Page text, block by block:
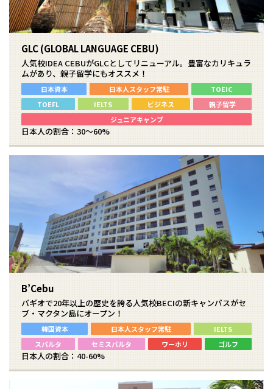
GLC (GLOBAL LANGUAGE CEBU)
人気校IDEA CEBUがGLCとしてリニューアル。豊富なカリキュラ
ムがあり、親子留学にもオススメ！
日本資本 日本人スタッフ常駐
TOEIC
TOEFL
IELTS ビジネス
親子留学
ジュニアキャンプ
日本人の割合：30～60%
B’Cebu
バギオで20年以上の歴史を誇る人気校BECIの新キャンパスがセ
ブ・マクタン島にオープン！
韓国資本 日本人スタッフ常駐
IELTS
スパルタ
セミスパルタ ワーホリ ゴルフ
日本人の割合：40-60%